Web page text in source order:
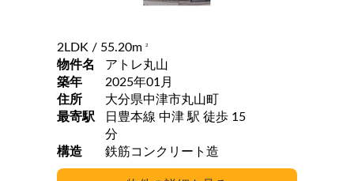
2LDK / 55.20m 2
物件名
アトレ丸山
築年
2025年01月
住所
大分県中津市丸山町
最寄駅
日豊本線 中津 駅 徒歩 15
分
構造
鉄筋コンクリート造